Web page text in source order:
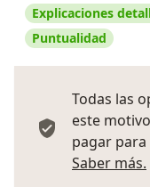
Explicaciones
Puntualidad
Todas las
este
pagar
Saber más.